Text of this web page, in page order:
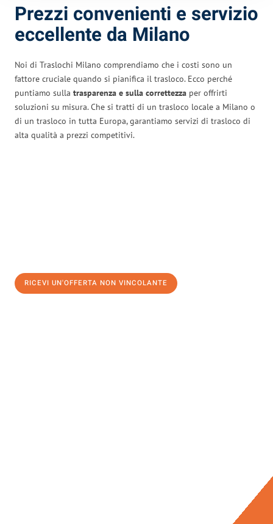
Prezzi convenienti e servizio
eccellente da Milano
Noi di Traslochi Milano comprendiamo che i costi sono un
fattore cruciale quando si pianifica il trasloco. Ecco perché
puntiamo sulla trasparenza e sulla correttezza per offrirti
soluzioni su misura. Che si tratti di un trasloco locale a Milano o
di un trasloco in tutta Europa, garantiamo servizi di trasloco di
alta qualità a prezzi competitivi.
RICEVI UN'OFFERTA NON VINCOLANTE